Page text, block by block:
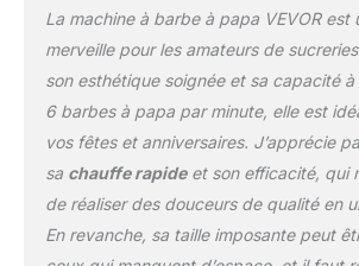
de réglage de
changeant
vous pouvez
ajuster la
95,8 à 233,3
sucres
en aurez
besoin.
d'Utilisation :
La machine à barbe à papa VEVOR est
merveille pour les amateurs de
son esthétique soignée et sa capacité à
6 barbes à papa par minute, elle est
vos fêtes et anniversaires. J’apprécie
sa chauffe rapideet son efficacité, qui
de réaliser des douceurs de qualité en
En revanche, sa taille imposante peut